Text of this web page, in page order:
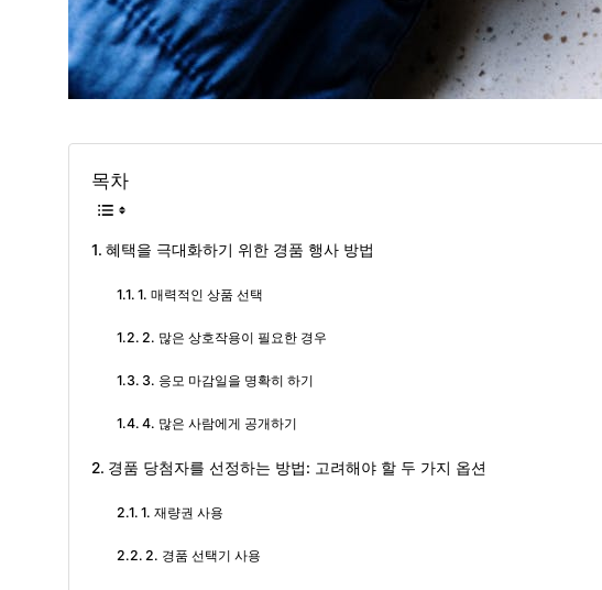
목차
혜택을 극대화하기 위한 경품 행사 방법
1. 매력적인 상품 선택
2. 많은 상호작용이 필요한 경우
3. 응모 마감일을 명확히 하기
4. 많은 사람에게 공개하기
경품 당첨자를 선정하는 방법: 고려해야 할 두 가지 옵션
1. 재량권 사용
2. 경품 선택기 사용